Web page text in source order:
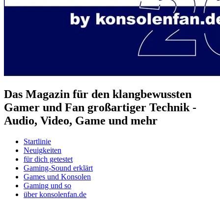
Das Magazin für den klangbewussten
Gamer und Fan großartiger Technik -
Audio, Video, Game und mehr
Startlinie
Neuigkeiten
für dich getestet
Gaming-Sound erklärt
Games und Konsolen
Gaming und so
über konsolenfan.de